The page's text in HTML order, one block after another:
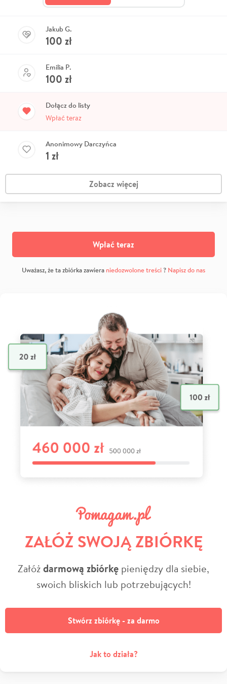
Jakub G.
100 zł
Emilia P.
100 zł
Dołącz do listy
Wpłać teraz
Anonimowy Darczyńca
1 zł
Zobacz więcej
Wpłać teraz
Uważasz, że ta zbiórka zawiera niedozwolone treści? Napisz do nas
ZAŁÓŻ SWOJĄ ZBIÓRKĘ
Załóżdarmową zbiórkę pieniędzy dla siebie,
swoich bliskich lub potrzebujących!
Stwórz zbiórkę - za darmo
Jak to działa?